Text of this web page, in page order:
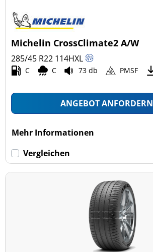
Michelin CrossClimate2 A/W
285/45 R22 114HXL
C C 73 db PMSF
ANGEBOT ANFORDERN
Mehr Informationen
Vergleichen